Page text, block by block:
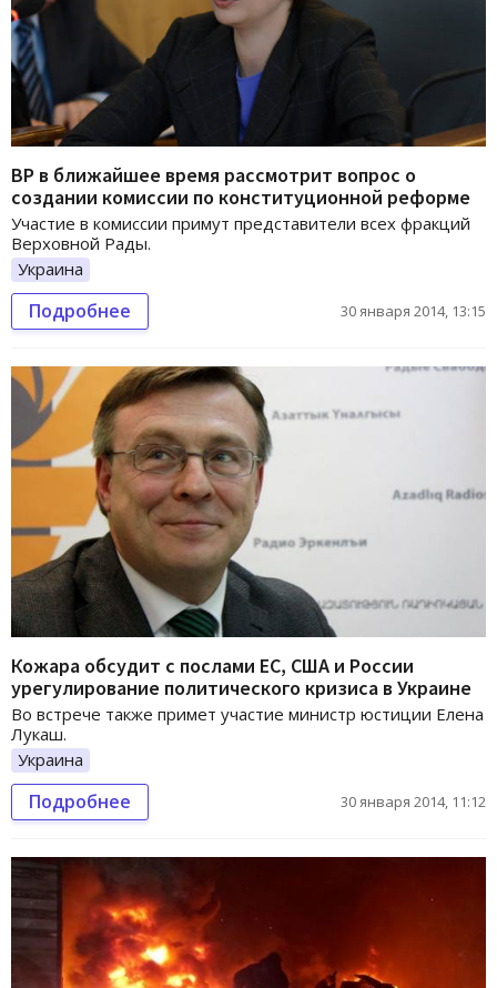
ВР в ближайшее время рассмотрит вопрос о
создании комиссии по конституционной реформе
Участие в комиссии примут представители всех фракций
Верховной Рады.
Украина
Подробнее 30 января 2014, 13:15
Кожара обсудит с послами ЕС, США и России
урегулирование политического кризиса в Украине
Во встрече также примет участие министр юстиции Елена
Лукаш.
Украина
Подробнее 30 января 2014, 11:12